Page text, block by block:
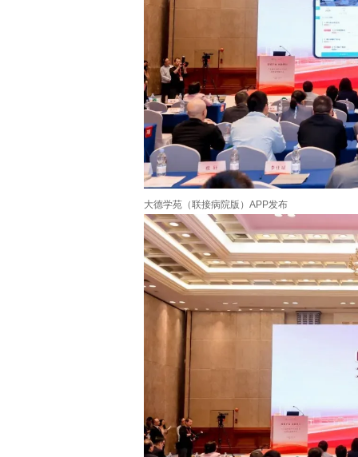
大德学苑（联接病院版）APP发布